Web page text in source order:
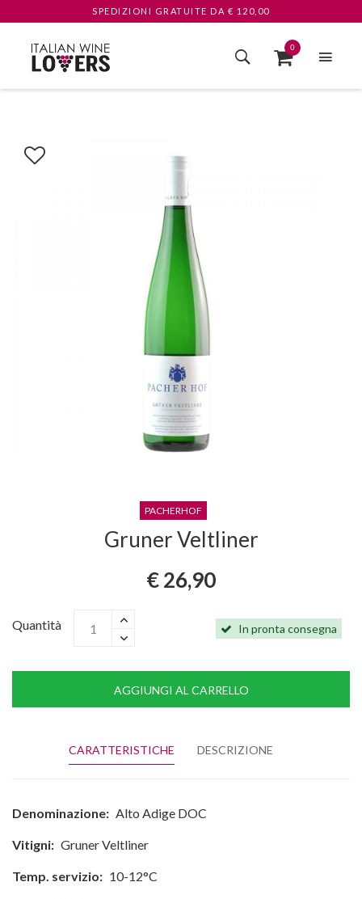
SPEDIZIONI GRATUITE DA € 120,00
0
PACHERHOF
Gruner Veltliner
€ 26,90
Quantità In pronta consegna
AGGIUNGI AL CARRELLO
CARATTERISTICHE DESCRIZIONE
Denominazione: Alto Adige DOC
Vitigni: Gruner Veltliner
Temp. servizio: 10-12°C